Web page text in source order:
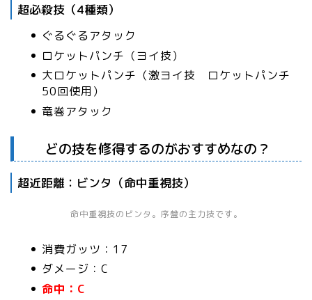
超必殺技（4種類）
ぐるぐるアタック
ロケットパンチ（ヨイ技）
大ロケットパンチ（激ヨイ技 ロケットパンチ
50回使用）
竜巻アタック
どの技を修得するのがおすすめなの？
超近距離：ビンタ（命中重視技）
命中重視技のビンタ。序盤の主力技です。
消費ガッツ：17
ダメージ：C
命中：C